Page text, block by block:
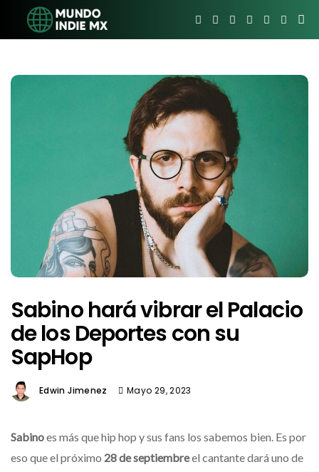
Sabino hará vibrar el Palacio
de los Deportes con su
SapHop
Edwin Jimenez Mayo 29, 2023
Sabinoes más que hip hop y sus fans los sabemos bien. Es por
eso que el próximo 28 de septiembreel cantante dará uno de